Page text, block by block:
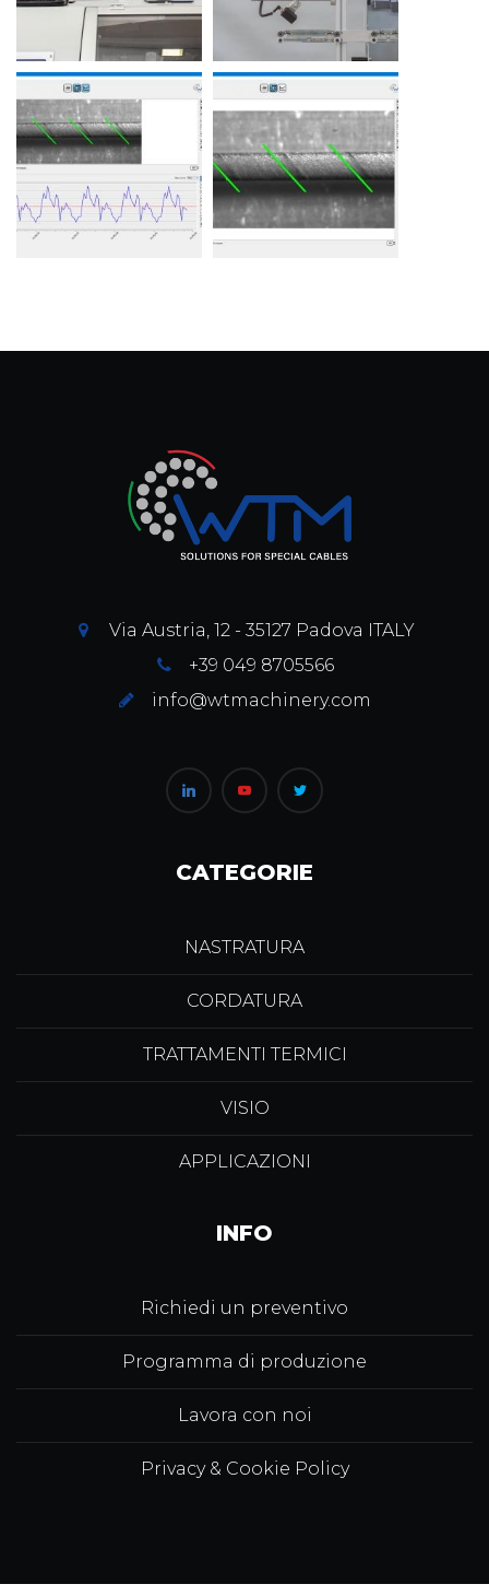
Via Austria, 12 - 35127 Padova ITALY
+39 049 8705566
info@wtmachinery.com
CATEGORIE
NASTRATURA
CORDATURA
TRATTAMENTI TERMICI
VISIO
APPLICAZIONI
INFO
Richiedi un preventivo
Programma di produzione
Lavora con noi
Privacy & Cookie Policy